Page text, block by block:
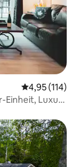
4,95 (114)
Luxus-